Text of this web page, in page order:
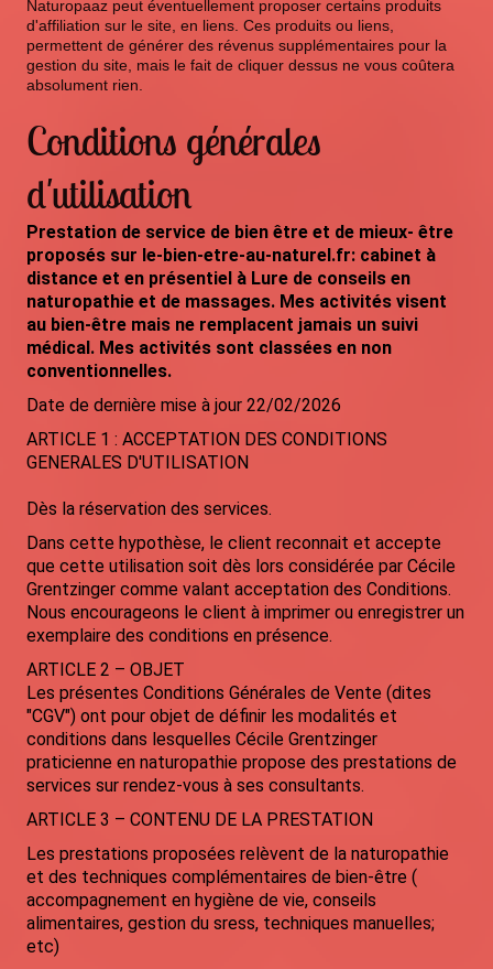
Naturopaaz peut éventuellement proposer certains produits
d'affiliation sur le site, en liens. Ces produits ou liens,
permettent de générer des révenus supplémentaires pour la
gestion du site, mais le fait de cliquer dessus ne vous coûtera
absolument rien.
Conditions générales
d'utilisation
Prestation de service de bien être et de mieux- être
proposés sur le-bien-etre-au-naturel.fr: cabinet à
distance et en présentiel à Lure de conseils en
naturopathie et de massages. Mes activités visent
au bien-être mais ne remplacent jamais un suivi
médical. Mes activités sont classées en non
conventionnelles.
Date de dernière mise à jour 22/02/2026
ARTICLE 1 : ACCEPTATION DES CONDITIONS
GENERALES D'UTILISATION
Dès la réservation des services.
Dans cette hypothèse, le client reconnait et accepte
que cette utilisation soit dès lors considérée par Cécile
Grentzinger comme valant acceptation des Conditions.
Nous encourageons le client à imprimer ou enregistrer un
exemplaire des conditions en présence.
ARTICLE 2 – OBJET
Les présentes Conditions Générales de Vente (dites
"CGV") ont pour objet de définir les modalités et
conditions dans lesquelles Cécile Grentzinger
praticienne en naturopathie propose des prestations de
services sur rendez-vous à ses consultants.
ARTICLE 3 – CONTENU DE LA PRESTATION
Les prestations proposées relèvent de la naturopathie
et des techniques complémentaires de bien-être (
accompagnement en hygiène de vie, conseils
alimentaires, gestion du sress, techniques manuelles;
etc)